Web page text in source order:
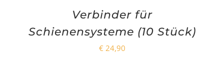
Verbinder für
Schienensysteme (10 Stück)
€ 24,90